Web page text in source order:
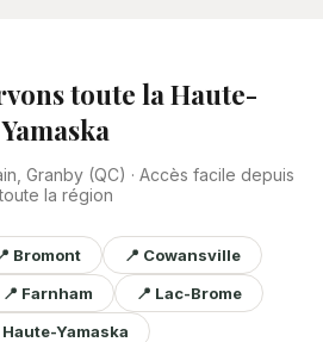
toute la Haute-
Yamaska
Granby (QC) · Accès facile depuis
toute la région
Bromont
📍 Cowansville
📍 Farnham
📍 Lac-Brome
Haute-Yamaska